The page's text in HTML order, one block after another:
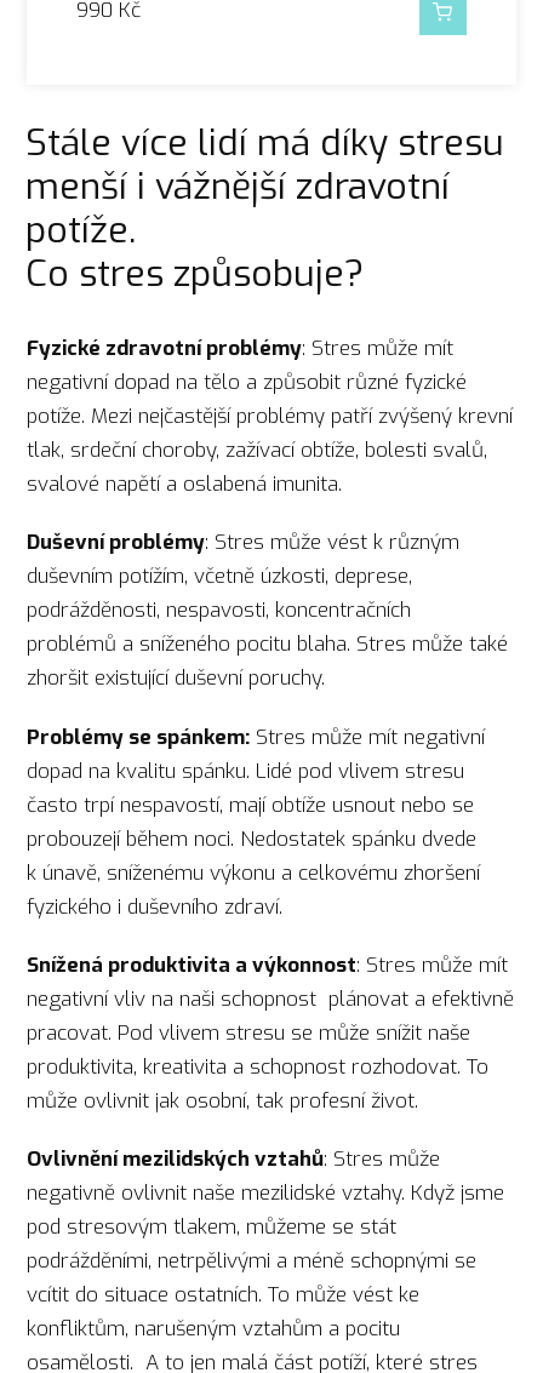
990 Kč
Stále více lidí má díky stresu
menší i vážnější zdravotní
potíže.
Co stres způsobuje?
Fyzické zdravotní problémy: Stres může mít
negativní dopad na tělo a způsobit různé fyzické
potíže. Mezi nejčastější problémy patří zvýšený krevní
tlak, srdeční choroby, zažívací obtíže, bolesti svalů,
svalové napětí a oslabená imunita.
Duševní problémy: Stres může vést k různým
duševním potížím, včetně úzkosti, deprese,
podrážděnosti, nespavosti, koncentračních
problémů a sníženého pocitu blaha. Stres může také
zhoršit existující duševní poruchy.
Problémy se spánkem: Stres může mít negativní
dopad na kvalitu spánku. Lidé pod vlivem stresu
často trpí nespavostí, mají obtíže usnout nebo se
probouzejí během noci. Nedostatek spánku dvede
k únavě, sníženému výkonu a celkovému zhoršení
fyzického i duševního zdraví.
Snížená produktivita a výkonnost: Stres může mít
negativní vliv na naši schopnost plánovat a efektivně
pracovat. Pod vlivem stresu se může snížit naše
produktivita, kreativita a schopnost rozhodovat. To
může ovlivnit jak osobní, tak profesní život.
Ovlivnění mezilidských vztahů: Stres může
negativně ovlivnit naše mezilidské vztahy. Když jsme
pod stresovým tlakem, můžeme se stát
podrážděními, netrpělivými a méně schopnými se
vcítit do situace ostatních. To může vést ke
konfliktům, narušeným vztahům a pocitu
osamělosti. A to jen malá část potíží, které stres